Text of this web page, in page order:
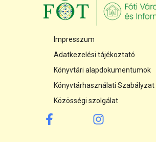
Impresszum
Adatkezelési tájékoztató
Könyvtári alapdokumentumok
Könyvtárhasználati Szabályzat
Közösségi szolgálat